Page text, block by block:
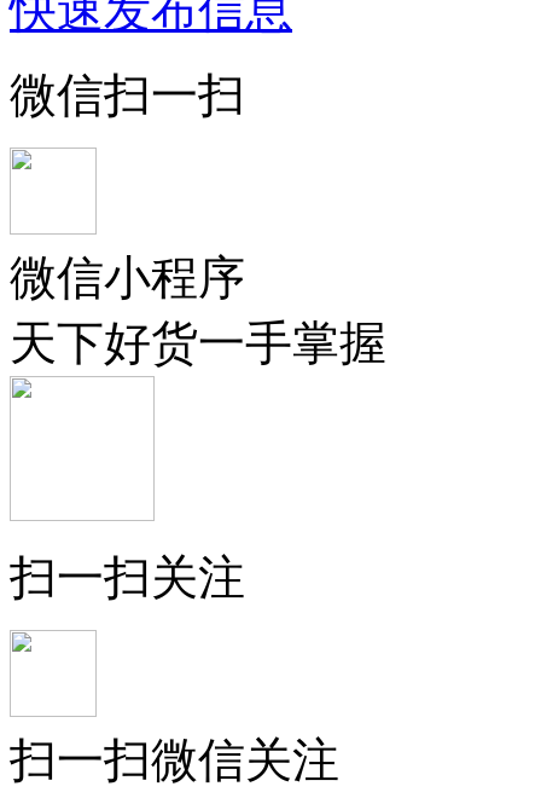
微信扫一扫
微信小程序
天下好货一手掌握
扫一扫关注
扫一扫微信关注